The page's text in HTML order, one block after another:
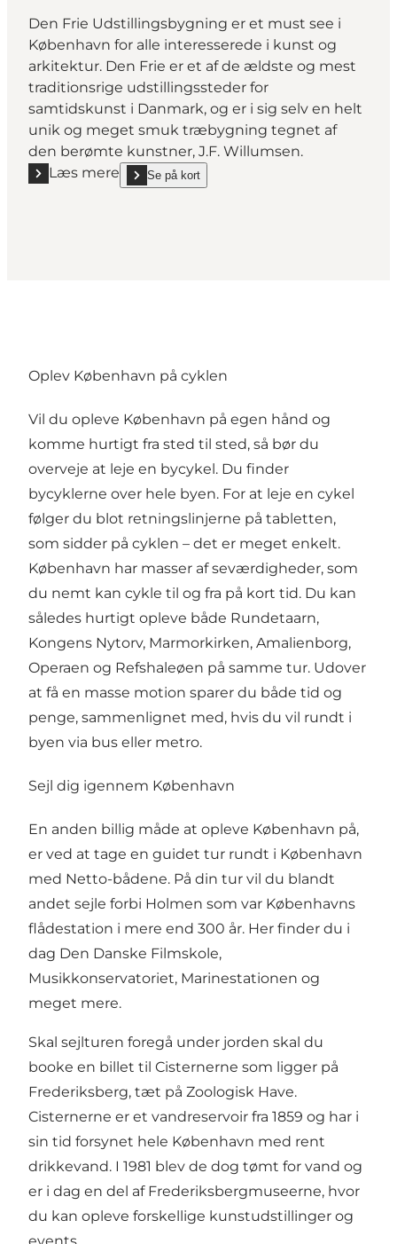
Den Frie Udstillingsbygning er et must see i
København for alle interesserede i kunst og
arkitektur. Den Frie er et af de ældste og mest
traditionsrige udstillingssteder for
samtidskunst i Danmark, og er i sig selv en helt
unik og meget smuk træbygning tegnet af
den berømte kunstner, J.F. Willumsen.
Læs mere
Læs mere "Den Frie Udstillingsbygning"
Se på kort
show Den Frie Udstillingsbygning on_map
Oplev København på cyklen
Vil du opleve København på egen hånd og
komme hurtigt fra sted til sted, så bør du
overveje at leje en bycykel. Du finder
bycyklerne over hele byen. For at leje en cykel
følger du blot retningslinjerne på tabletten,
som sidder på cyklen – det er meget enkelt.
København har masser af seværdigheder, som
du nemt kan cykle til og fra på kort tid. Du kan
således hurtigt opleve både Rundetaarn,
Kongens Nytorv, Marmorkirken, Amalienborg,
Operaen og Refshaleøen på samme tur. Udover
at få en masse motion sparer du både tid og
penge, sammenlignet med, hvis du vil rundt i
byen via bus eller metro.
Sejl dig igennem København
En anden billig måde at opleve København på,
er ved at tage en guidet tur rundt i København
med Netto-bådene. På din tur vil du blandt
andet sejle forbi Holmen som var Københavns
flådestation i mere end 300 år. Her finder du i
dag Den Danske Filmskole,
Musikkonservatoriet, Marinestationen og
meget mere.
Skal sejlturen foregå under jorden skal du
booke en billet til Cisternerne som ligger på
Frederiksberg, tæt på Zoologisk Have.
Cisternerne er et vandreservoir fra 1859 og har i
sin tid forsynet hele København med rent
drikkevand. I 1981 blev de dog tømt for vand og
er i dag en del af Frederiksbergmuseerne, hvor
du kan opleve forskellige kunstudstillinger og